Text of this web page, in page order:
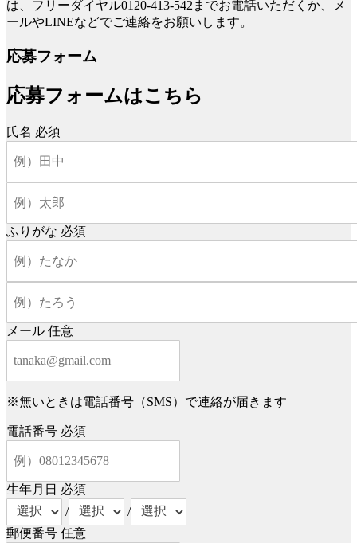
は、フリーダイヤル0120-413-542までお電話いただくか、メ
ールやLINEなどでご連絡をお願いします。
応募フォーム
応募フォームはこちら
氏名 必須
ふりがな 必須
メール 任意
※無いときは電話番号（SMS）で連絡が届きます
電話番号 必須
生年月日 必須
/
/
郵便番号 任意